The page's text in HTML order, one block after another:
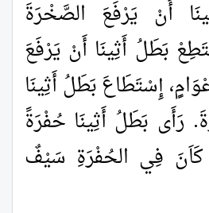
أَنْ يَرْفَعَ الصَّخْرَةَ
بَطَلُ أَثِينَا أَنْ يَرْفَعَ
إِسْتَطَاعَ بَطَلُ أَثِينَا
رَأَى بَطَلُ أَثِينَا حُفْرَةً
فِي الحُفْرَةِ سَيْفٌ